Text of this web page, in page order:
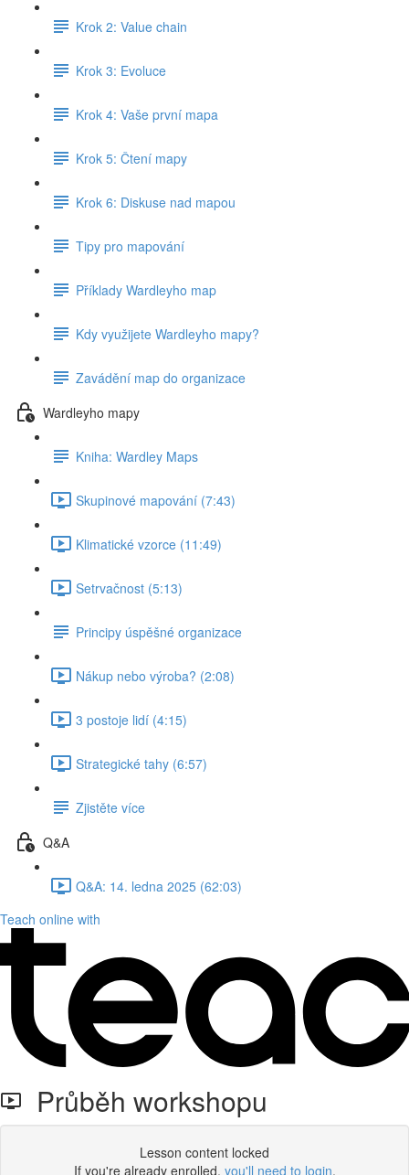
Krok 2: Value chain
Krok 3: Evoluce
Krok 4: Vaše první mapa
Krok 5: Čtení mapy
Krok 6: Diskuse nad mapou
Tipy pro mapování
Příklady Wardleyho map
Kdy využijete Wardleyho mapy?
Zavádění map do organizace
Wardleyho mapy
Kniha: Wardley Maps
Skupinové mapování (7:43)
Klimatické vzorce (11:49)
Setrvačnost (5:13)
Principy úspěšné organizace
Nákup nebo výroba? (2:08)
3 postoje lidí (4:15)
Strategické tahy (6:57)
Zjistěte více
Q&A
Q&A: 14. ledna 2025 (62:03)
Teach online with
Průběh workshopu
Lesson content locked
If you're already enrolled, you'll need to login.